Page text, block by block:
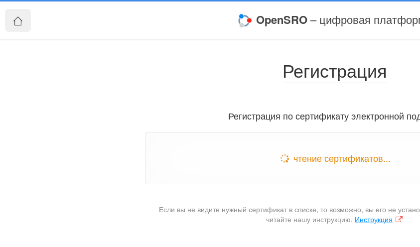
OpenSRO– цифровая
Регистрация
Регистрация по сертификату электронной
чтение сертификатов...
Если вы не видите нужный сертификат в списке, то возможно, вы его не
читайте нашу инструкцию. Инструкция